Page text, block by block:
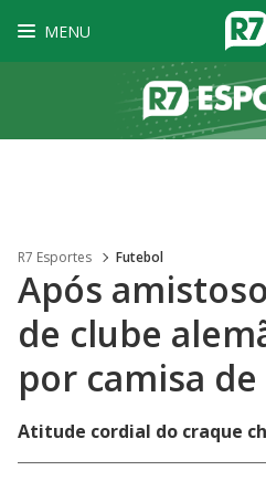
MENU
R7 Esportes Futebol
Após
de clube
por camisa
Atitude cordial do craque